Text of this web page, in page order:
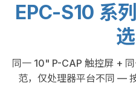
EPC-S10 系
同一 10" P-CAP 触控屏 +
范，仅处理器平台不同 —